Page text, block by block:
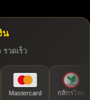
น
วดเร็ว
Mastercard กสิกรไทย